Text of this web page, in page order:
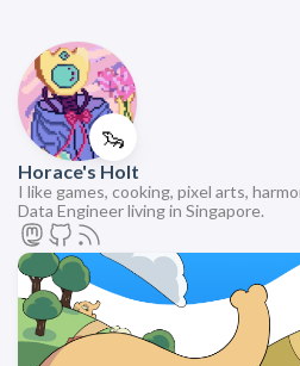
🦦
Horace's Holt
I like games, cooking, pixel arts,
Data Engineer living in Singapore.